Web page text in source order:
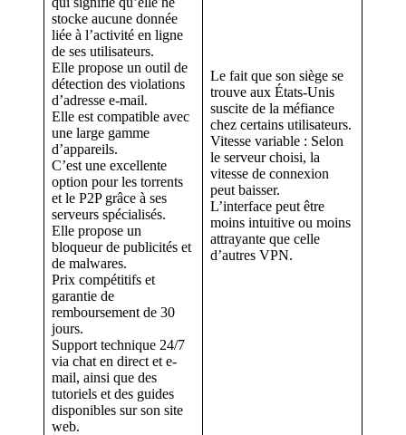
stocke aucune donnée
liée à l’activité en ligne
de ses utilisateurs.
Elle propose un outil de
détection des violations
d’adresse e-mail.
Elle est compatible avec
une large gamme
d’appareils.
C’est une excellente
option pour les torrents
et le P2P grâce à ses
serveurs spécialisés.
Elle propose un
bloqueur de publicités et
de malwares.
Prix compétitifs et
garantie de
remboursement de 30
jours.
Support technique 24/7
via chat en direct et e-
mail, ainsi que des
tutoriels et des guides
disponibles sur son site
web.
Le fait que son siège se
trouve aux États-Unis
suscite de la méfiance
chez certains utilisateurs.
Vitesse variable : Selon
le serveur choisi, la
vitesse de connexion
peut baisser.
L’interface peut être
moins intuitive ou moins
attrayante que celle
d’autres VPN.